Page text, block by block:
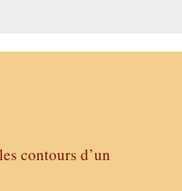
contours d’un